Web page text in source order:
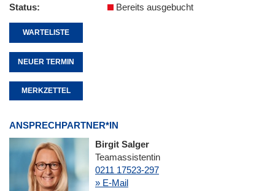
Status
Bereits ausgebucht
WARTELISTE
NEUER TERMIN
MERKZETTEL
ANSPRECHPARTNER*IN
Birgit Salger
Teamassistentin
0211 17523-297
» E-Mail